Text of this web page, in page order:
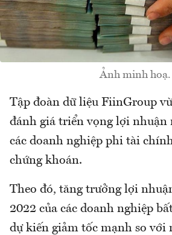
Ảnh minh hoạ.
Tập đoàn dữ liệu FiinGroup
đánh giá triển vọng lợi nhuận
các doanh nghiệp phi tài
chứng khoán.
Theo đó, tăng trưởng lợi
2022 của các doanh nghiệp
dự kiến giảm tốc mạnh so với